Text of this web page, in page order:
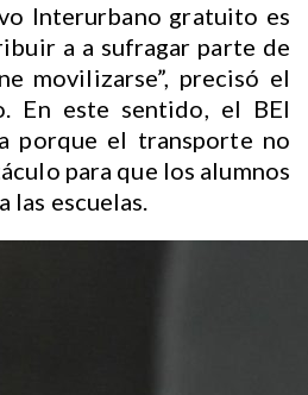
Interurbano gratuito es
a a sufragar parte de
movilizarse”, precisó el
En este sentido, el BEI
porque el transporte no
para que los alumnos
las escuelas.